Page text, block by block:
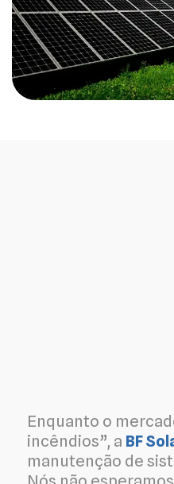
Enquanto o
incêndios”, a BF
manutenção de